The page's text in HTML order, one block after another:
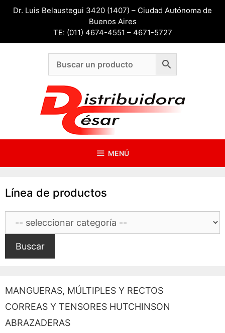
SaltarDr. Luis Belaustegui 3420 (1407) – Ciudad Autónoma de
Buenos Aires
TE: (011) 4674-4551 – 4671-5727
MENÚ
Línea de productos
Buscar
MANGUERAS, MÚLTIPLES Y RECTOS
CORREAS Y TENSORES HUTCHINSON
ABRAZADERAS